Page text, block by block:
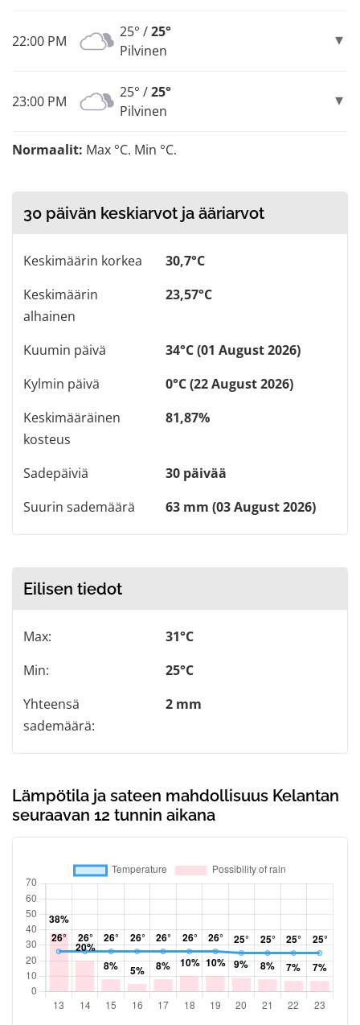
22:00 PM
25° /25°
Pilvinen
23:00 PM
25° /25°
Pilvinen
Normaalit: Max °C. Min °C.
30 päivän keskiarvot ja ääriarvot
Keskimäärin korkea
30,7°C
Keskimäärin
alhainen
23,57°C
Kuumin päivä
34°C (01 August 2026)
Kylmin päivä
0°C (22 August 2026)
Keskimääräinen
kosteus
81,87%
Sadepäiviä
30 päivää
Suurin sademäärä
63 mm (03 August 2026)
Eilisen tiedot
Max:
31°C
Min:
25°C
Yhteensä
sademäärä:
2 mm
Lämpötila ja sateen mahdollisuus Kelantan
seuraavan 12 tunnin aikana